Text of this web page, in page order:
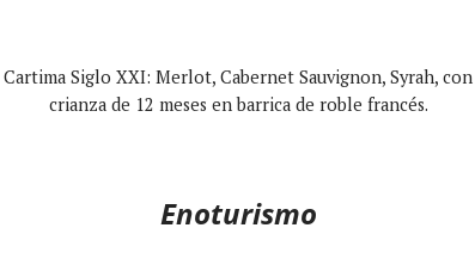
Cartima Siglo XXI: Merlot, Cabernet Sauvignon, Syrah, con
crianza de 12 meses en barrica de roble francés.
Enoturismo